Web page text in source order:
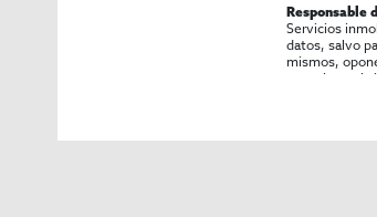
Responsable
Servicios
datos, salvo
mismos,
consultarse